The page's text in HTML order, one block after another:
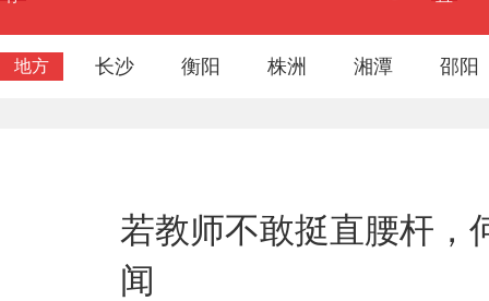
地方 长沙 衡阳 株洲 湘潭 邵阳
若教师不敢挺直腰杆，
闻